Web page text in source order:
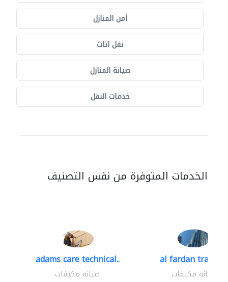
أمن المنازل
نقل اثاث
صيانة المنازل
خدمات النقل
الخدمات المتوفرة من نفس التصنيف
adams care technical..
صيانة مكيفات
al fardan trading..
صيانة مكيفات